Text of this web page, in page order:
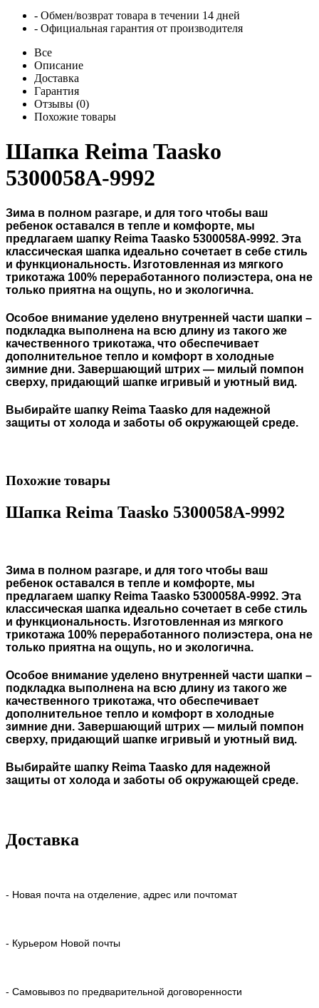
- Обмен/возврат товара в течении 14 дней
- Официальная гарантия от производителя
Все
Описание
Доставка
Гарантия
Отзывы (0)
Похожие товары
Шапка Reima Taasko
5300058A-9992
Зима в полном разгаре, и для того чтобы ваш
ребенок оставался в тепле и комфорте, мы
предлагаем шапку Reima Taasko 5300058A-9992. Эта
классическая шапка идеально сочетает в себе стиль
и функциональность. Изготовленная из мягкого
трикотажа 100% переработанного полиэстера, она не
только приятна на ощупь, но и экологична.
Особое внимание уделено внутренней части шапки –
подкладка выполнена на всю длину из такого же
качественного трикотажа, что обеспечивает
дополнительное тепло и комфорт в холодные
зимние дни. Завершающий штрих — милый помпон
сверху, придающий шапке игривый и уютный вид.
Выбирайте шапку Reima Taasko для надежной
защиты от холода и заботы об окружающей среде.
Похожие товары
Шапка Reima Taasko 5300058A-9992
Зима в полном разгаре, и для того чтобы ваш
ребенок оставался в тепле и комфорте, мы
предлагаем шапку Reima Taasko 5300058A-9992. Эта
классическая шапка идеально сочетает в себе стиль
и функциональность. Изготовленная из мягкого
трикотажа 100% переработанного полиэстера, она не
только приятна на ощупь, но и экологична.
Особое внимание уделено внутренней части шапки –
подкладка выполнена на всю длину из такого же
качественного трикотажа, что обеспечивает
дополнительное тепло и комфорт в холодные
зимние дни. Завершающий штрих — милый помпон
сверху, придающий шапке игривый и уютный вид.
Выбирайте шапку Reima Taasko для надежной
защиты от холода и заботы об окружающей среде.
Доставка
- Новая почта на отделение, адрес или почтомат
- Курьером Новой почты
- Самовывоз по предварительной договоренности